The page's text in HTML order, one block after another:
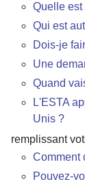
Quelle est
Qui est
Dois-je
Une
Quand
L'ESTA
Unis ?
remplissant
Comment
Pouvez-